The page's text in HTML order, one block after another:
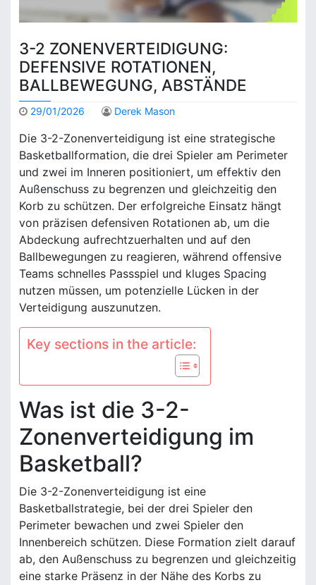
3-2 ZONENVERTEIDIGUNG:
DEFENSIVE ROTATIONEN,
BALLBEWEGUNG, ABSTÄNDE
29/01/2026 Derek Mason
Die 3-2-Zonenverteidigung ist eine strategische
Basketballformation, die drei Spieler am Perimeter
und zwei im Inneren positioniert, um effektiv den
Außenschuss zu begrenzen und gleichzeitig den
Korb zu schützen. Der erfolgreiche Einsatz hängt
von präzisen defensiven Rotationen ab, um die
Abdeckung aufrechtzuerhalten und auf den
Ballbewegungen zu reagieren, während offensive
Teams schnelles Passspiel und kluges Spacing
nutzen müssen, um potenzielle Lücken in der
Verteidigung auszunutzen.
Key sections in the article:
Was ist die 3-2-
Zonenverteidigung im
Basketball?
Die 3-2-Zonenverteidigung ist eine
Basketballstrategie, bei der drei Spieler den
Perimeter bewachen und zwei Spieler den
Innenbereich schützen. Diese Formation zielt darauf
ab, den Außenschuss zu begrenzen und gleichzeitig
eine starke Präsenz in der Nähe des Korbs zu